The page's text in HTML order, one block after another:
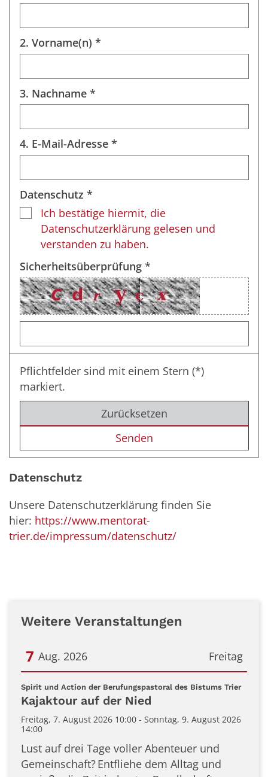
2. Vorname(n) *
3. Nachname *
4. E-Mail-Adresse *
Datenschutz *
Ich bestätige hiermit, die
Datenschutzerklärung gelesen und
verstanden zu haben.
Sicherheitsüberprüfung *
Pflichtfelder sind mit einem Stern (*)
markiert.
Zurücksetzen
Datenschutz
Unsere Datenschutzerklärung finden Sie
hier: https://www.mentorat-
trier.de/impressum/datenschutz/
Weitere Veranstaltungen
Freitag
7 Aug. 2026
Datum: 7. August 2026
Spirit und Action der Berufungspastoral des Bistums Trier:
Kajaktour auf der Nied
Freitag, 7. August 2026 10:00 - Sonntag, 9. August 2026
14:00
Lust auf drei Tage voller Abenteuer und
Gemeinschaft? Entfliehe dem Alltag und